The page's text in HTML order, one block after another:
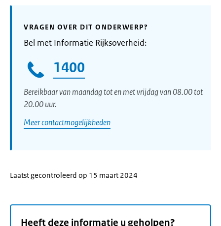
VRAGEN OVER DIT ONDERWERP?
Bel met Informatie Rijksoverheid:
1400
Bereikbaar van maandag tot en met vrijdag van 08.00 tot
20.00 uur.
Meer contactmogelijkheden
Laatst gecontroleerd op 15 maart 2024
Heeft deze informatie u geholpen?